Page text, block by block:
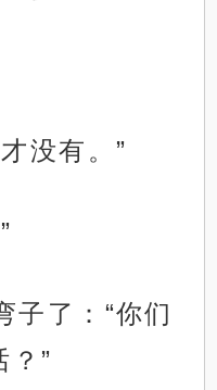
没有。”
子了：“你们
？”